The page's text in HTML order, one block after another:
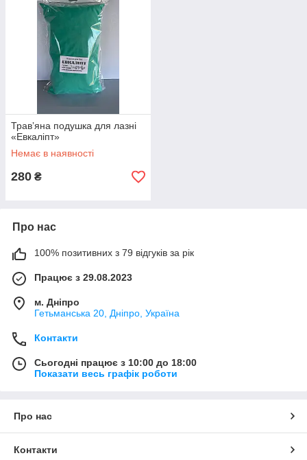
Травʼяна подушка для лазні
«Евкаліпт»
Немає в наявності
280 ₴
Про нас
100% позитивних з 79 відгуків за рік
Працює з 29.08.2023
м. Дніпро
Гетьманська 20, Дніпро, Україна
Контакти
Сьогодні працює з 10:00 до 18:00
Показати весь графік роботи
Про нас
Контакти